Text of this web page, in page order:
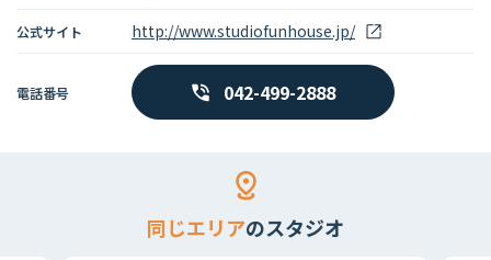
公式サイト http://www.studiofunhouse.jp/
電話番号 042-499-2888
同じエリアのスタジオ